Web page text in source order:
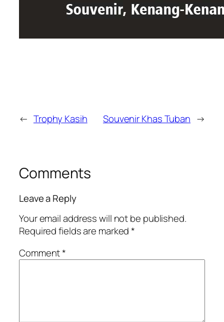
← Trophy Kasih Souvenir Khas Tuban →
Comments
Leave a Reply
Your email address will not be published.
Required fields are marked*
Comment*